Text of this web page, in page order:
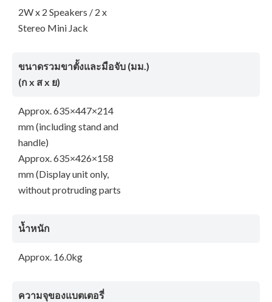
2W x 2 Speakers / 2 x
Stereo Mini Jack
ขนาดรวมขาตั้งและมือจับ (มม.)
(ก x ส x ย)
Approx. 635×447×214
mm (including stand and
handle)
Approx. 635×426×158
mm (Display unit only,
without protruding parts
น้ำหนัก
Approx. 16.0kg
ความจุของแบตเตอรี่